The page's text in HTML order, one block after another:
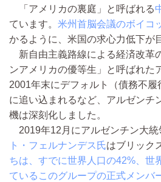
「アメリカの裏庭」と呼ばれる
ています。 米州首脳会議のボイコ
かるように、米国の求心力低下が
新自由主義路線による経済改革
ンアメリカの優等生」と呼ばれた
2001年末にデフォルト（債務不
に追い込まれるなど、アルゼンチ
機は深刻化しました。
2019年12月にアルゼンチン大統
ト・フェルナンデス氏はブリック
ちは、すでに世界人口の42%、世
ているこのグループの正式メンバ